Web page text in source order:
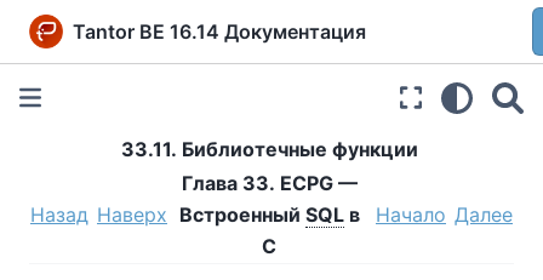
Tantor BE 16.14 Документация
33.11. Библиотечные функции
Назад Наверх
Глава 33. ECPG—
Встроенный SQLв
C
Начало Далее